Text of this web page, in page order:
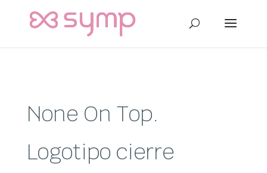
None On Top.
Logotipo cierre